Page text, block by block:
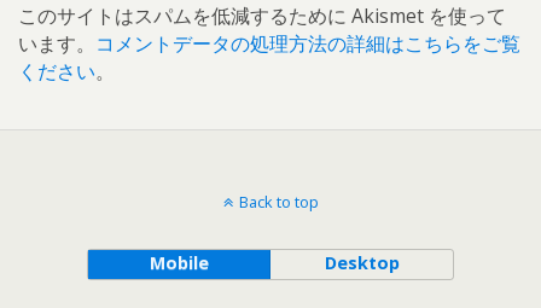
このサイトはスパムを低減するために Akismet を使って
います。 コメントデータの処理方法の詳細はこちらをご覧
ください。
Back to top
Mobile Desktop